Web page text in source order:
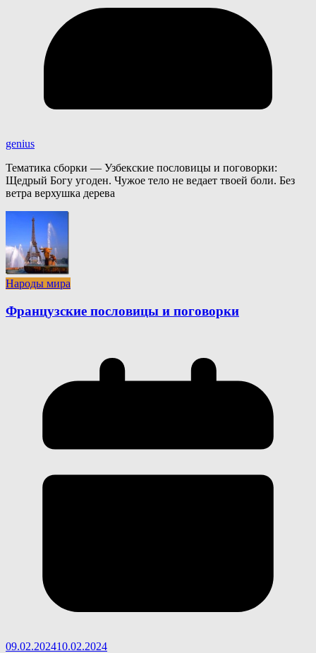
genius
Тематика сборки — Узбекские пословицы и поговорки:
Щедрый Богу угоден. Чужое тело не ведает твоей боли. Без
ветра верхушка дерева
Народы мира
Французские пословицы и поговорки
09.02.202410.02.2024